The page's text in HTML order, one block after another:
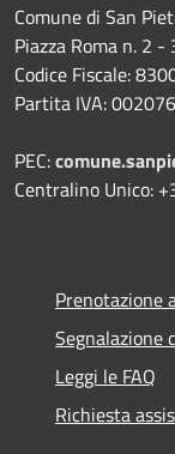
Comune di San
Piazza Roma n. 2
Codice Fiscale:
Partita IVA:
PEC:
Centralino Unico:
Prenotazione
Segnalazione
Leggi le FAQ
Richiesta